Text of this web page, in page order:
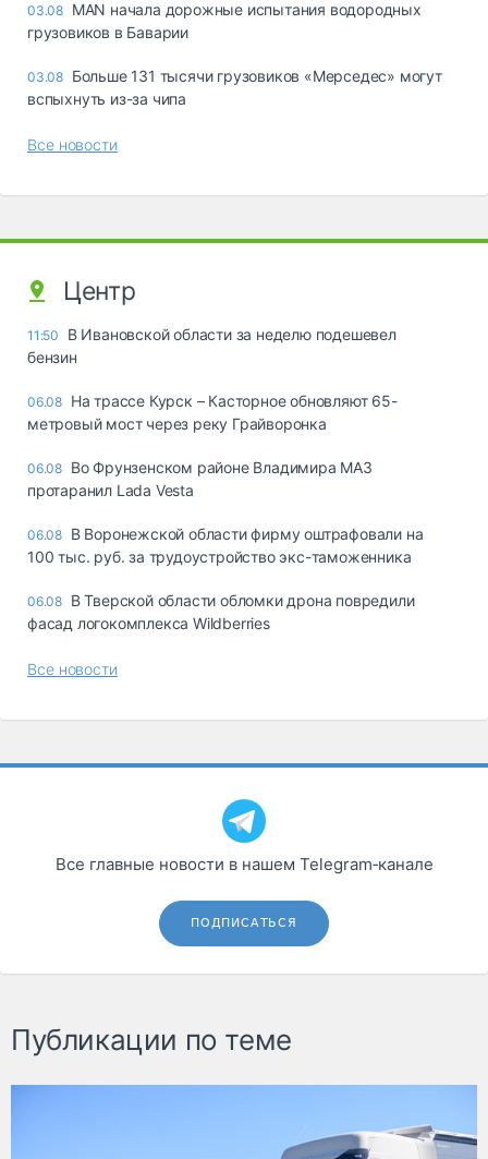
03.08 MAN начала дорожные испытания водородных
грузовиков в Баварии
03.08 Больше 131 тысячи грузовиков «Мерседес» могут
вспыхнуть из-за чипа
Все новости
Центр
11:50
В Ивановской области за неделю подешевел
бензин
06.08 На трассе Курск – Касторное обновляют 65-
метровый мост через реку Грайворонка
06.08 Во Фрунзенском районе Владимира МАЗ
протаранил Lada Vesta
06.08 В Воронежской области фирму оштрафовали на
100 тыс. руб. за трудоустройство экс-таможенника
06.08 В Тверской области обломки дрона повредили
фасад логокомплекса Wildberries
Все новости
Все главные новости в нашем Telegram‑канале
ПОДПИСАТЬСЯ
Публикации по теме